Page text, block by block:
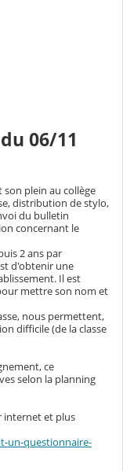
du 06/11
plein au collège
distribution de stylo,
du bulletin
concernant le
2 ans par
d'obtenir une
Il est
mettre son nom et
nous permettent,
difficile (de la classe
ce
selon la planning
internet et plus
un-questionnaire-